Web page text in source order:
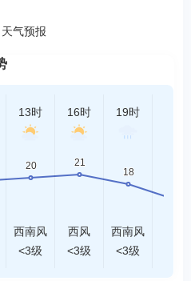
气预报
13时
西南风
<3级
16时
西风
<3级
19时
西南风
<3级